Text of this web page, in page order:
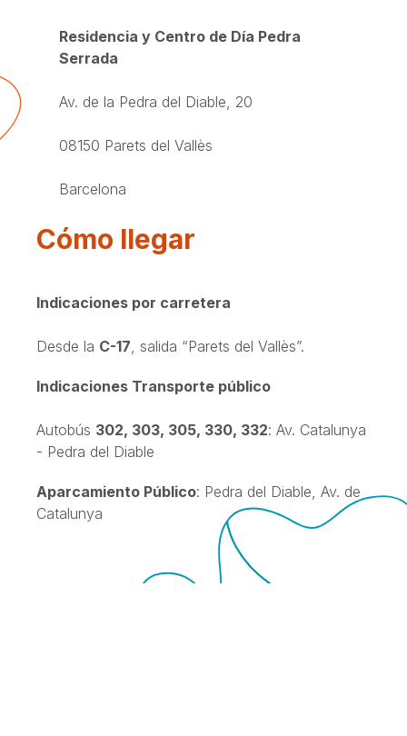
Residencia y Centro de Día Pedra
Serrada
Av. de la Pedra del Diable, 20
08150 Parets del Vallès
Barcelona
Cómo llegar
Indicaciones por carretera
Desde la C-17, salida “Parets del Vallès”.
Indicaciones Transporte público
Autobús 302, 303, 305, 330, 332: Av. Catalunya
- Pedra del Diable
Aparcamiento Público: Pedra del Diable, Av. de
Catalunya